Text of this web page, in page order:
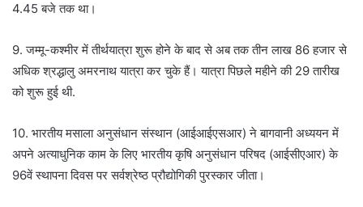
4.45 बजे तक था।
9. जम्मू-कश्मीर में तीर्थयात्रा शुरू होने के बाद से अब तक तीन लाख 86 हजार से
अधिक श्रद्धालु अमरनाथ यात्रा कर चुके हैं। यात्रा पिछले महीने की 29 तारीख
को शुरू हुई थी.
10. भारतीय मसाला अनुसंधान संस्थान (आईआईएसआर) ने बागवानी अध्ययन में
अपने अत्याधुनिक काम के लिए भारतीय कृषि अनुसंधान परिषद (आईसीएआर) के
96वें स्थापना दिवस पर सर्वश्रेष्ठ प्रौद्योगिकी पुरस्कार जीता।